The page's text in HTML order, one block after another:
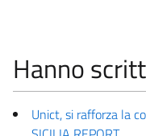
Hanno
Unict, si rafforza la